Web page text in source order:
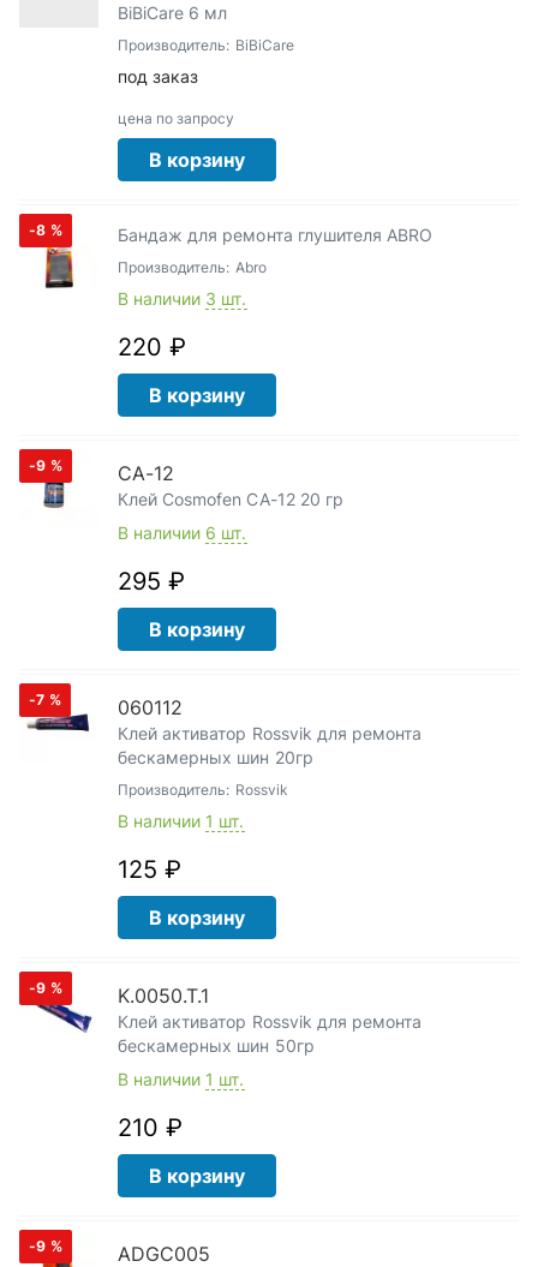
BiBiCare 6 мл
Производитель: BiBiCare
под заказ
цена по запросу
В корзину
-8 % Бандаж для ремонта глушителя ABRO
Производитель: Abro
В наличии 3 шт.
220 ₽
В корзину
-9 % CA-12
Клей Cosmofen CA-12 20 гр
В наличии 6 шт.
295 ₽
В корзину
-7 % 060112
Клей активатор Rossvik для ремонта
бескамерных шин 20гр
Производитель: Rossvik
В наличии 1 шт.
125 ₽
В корзину
-9 % K.0050.T.1
Клей активатор Rossvik для ремонта
бескамерных шин 50гр
В наличии 1 шт.
210 ₽
В корзину
-9 % ADGC005